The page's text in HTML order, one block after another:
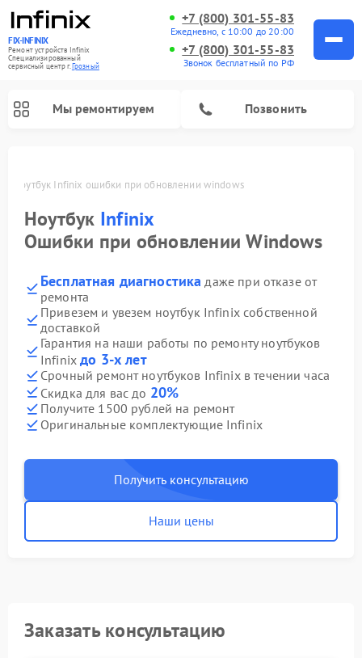
FIX-INFINIX
Ремонт устройств Infinix
Специализированный
cервисный центр г.Грозный
+7 (800) 301-55-83
Ежедневно, с 10:00 до 20:00
+7 (800) 301-55-83
Звонок бесплатный по РФ
Мы ремонтируем Позвонить
Ноутбук Infinix ошибки при обновлении windows
Ноутбук Infinix
Ошибки при обновлении Windows
Бесплатная диагностика даже при отказе от
ремонта
Привезем и увезем ноутбук Infinix собственной
доставкой
Гарантия на наши работы по ремонту ноутбуков
Infinixдо 3-х лет
Срочный ремонт ноутбуков Infinix в течении часа
Скидка для вас до 20%
Получите 1500 рублей на ремонт
Оригинальные комплектующие Infinix
Получить консультацию
Наши цены
Заказать консультацию